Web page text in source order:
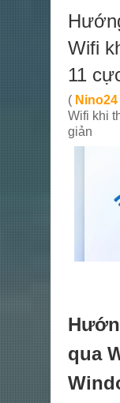
Wifi
11
( Nino24
Wifi khi
giản
qua